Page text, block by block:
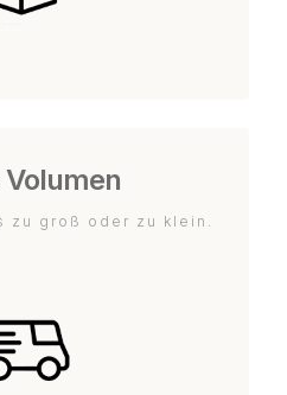
zu groß oder zu klein.